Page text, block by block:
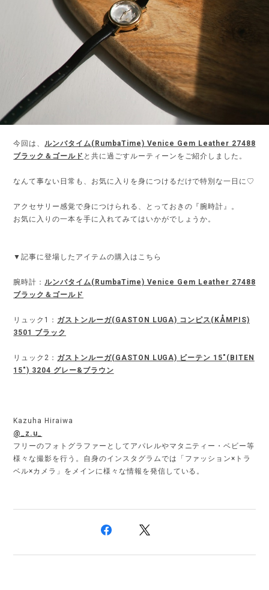
今回は、 ルンバタイム(RumbaTime) Venice Gem Leather 27488
ブラック＆ゴールド と共に過ごすルーティーンをご紹介しました。
なんて事ない日常も、お気に入りを身につけるだけで特別な一日に♡
アクセサリー感覚で身につけられる、とっておきの『腕時計』。
お気に入りの一本を手に入れてみてはいかがでしょうか。
▼記事に登場したアイテムの購入はこちら
腕時計： ルンバタイム(RumbaTime) Venice Gem Leather 27488
ブラック＆ゴールド
リュック1： ガストンルーガ(GASTON LUGA) コンピス(KÅMPIS)
3501 ブラック
リュック2： ガストンルーガ(GASTON LUGA) ビーテン 15"(BITEN
15") 3204 グレー&ブラウン
Kazuha Hiraiwa
@_z.u_
フリーのフォトグラファーとしてアパレルやマタニティー・ベビー等
様々な撮影を行う。自身のインスタグラムでは「ファッション×トラ
ベル×カメラ」をメインに様々な情報を発信している。